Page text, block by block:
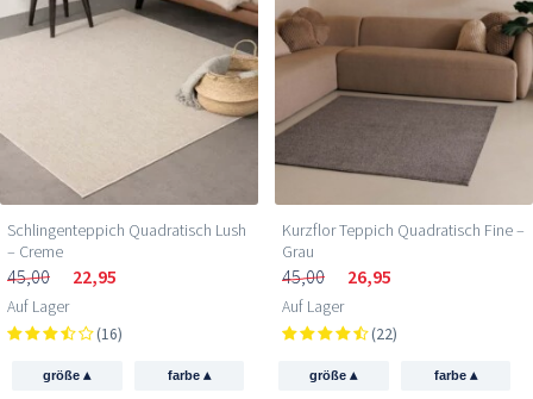
Schlingenteppich Quadratisch Lush
– Creme
45,00 22,95
Auf Lager
(16)
größe▴ farbe ▴
Kurzflor Teppich Quadratisch Fine –
Grau
45,00 26,95
Auf Lager
(22)
größe▴ farbe ▴